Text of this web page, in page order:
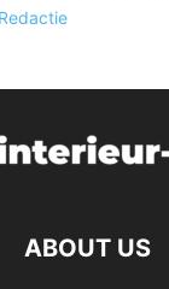
Redactie
ABOUT US